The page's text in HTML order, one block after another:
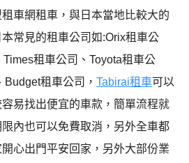
車網租車，與日本當地比較大的
常見的租車公司如:Orix租車公
租車公司、Toyota租車公
租車公司， Tabirai租車可以
易找出便宜的車款，簡單流程就
內也可以免費取消，另外全車都
心出門平安回家，另外大部份業